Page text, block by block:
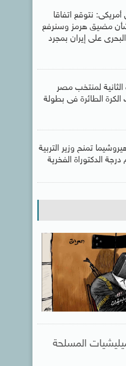
نتوقع اتفاقا
مضيق هرمز وسنرفع
على إيران بمجرد
الثانية لمنتخب مصر
الكرة الطائرة فى بطولة
تمنح وزير التربية
درجة الدكتوراة الفخرية
المسلحة